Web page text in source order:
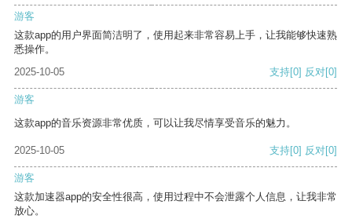
游客
这款app的用户界面简洁明了，使用起来非常容易上手，让我能够快速熟
悉操作。
2025-10-05
支持[0] 反对[0]
游客
这款app的音乐资源非常优质，可以让我尽情享受音乐的魅力。
2025-10-05 支持[0] 反对[0]
游客
这款加速器app的安全性很高，使用过程中不会泄露个人信息，让我非常
放心。